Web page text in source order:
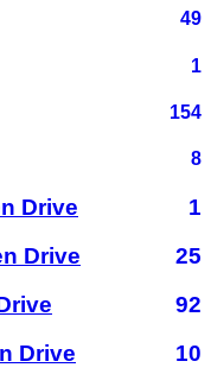
49
1
154
8
Drive
1
Drive
25
92
Drive
10